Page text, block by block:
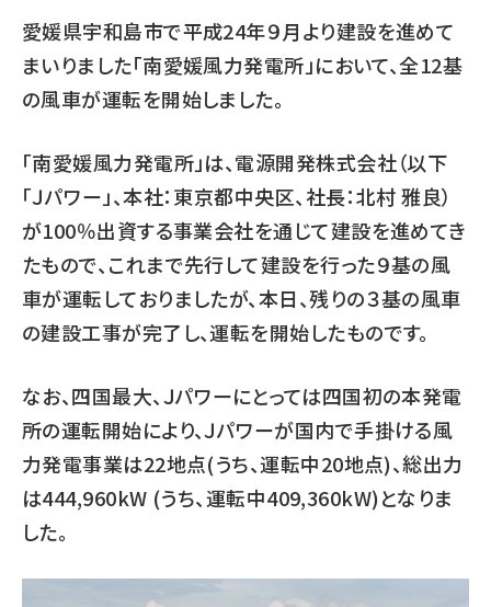
愛媛県宇和島市で平成24年９月より建設を進めて
まいりました「南愛媛風力発電所」において、全12基
の風車が運転を開始しました。
「南愛媛風力発電所」は、電源開発株式会社（以下
「Ｊパワー」、本社：東京都中央区、社長：北村 雅良）
が100％出資する事業会社を通じて建設を進めてき
たもので、これまで先行して建設を行った９基の風
車が運転しておりましたが、本日、残りの３基の風車
の建設工事が完了し、運転を開始したものです。
なお、四国最大、Ｊパワーにとっては四国初の本発電
所の運転開始により、Ｊパワーが国内で手掛ける風
力発電事業は22地点(うち、運転中20地点)、総出力
は444,960kW (うち、運転中409,360kW)となりま
した。